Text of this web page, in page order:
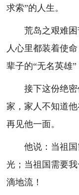
求索”的人生。
荒岛之艰难困
人心里都装着使
辈子的“无名英雄”
接下这份绝密
家，家人不知道
再见他一面。
他说：当祖国
光；当祖国需要
滴地流！